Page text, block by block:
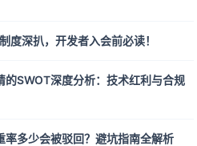
度深扒，开发者入会前必读！
SWOT深度分析：技术红利与合规
多少会被驳回？避坑指南全解析